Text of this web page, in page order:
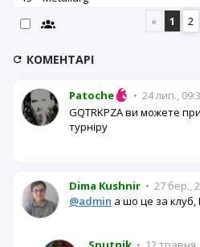
«
1 2
КОМЕНТАРІ
Patoche • 24 лип.,
GQTRKPZA ви можете
турніру
Dima Kushnir • 27 бер.,
@admin а шо це за клуб,